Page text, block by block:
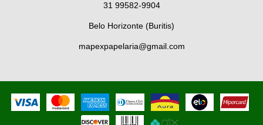
31 99582-9904
Belo Horizonte (Buritis)
mapexpapelaria@gmail.com